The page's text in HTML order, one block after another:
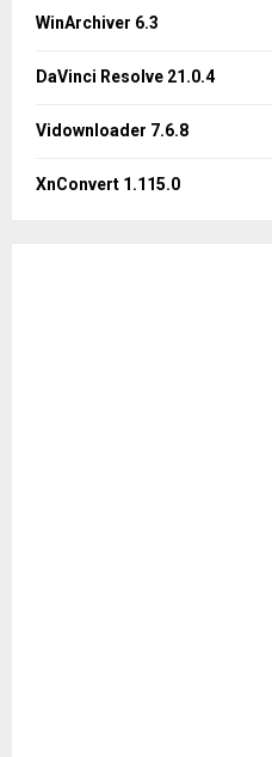
:
WinArchiver 6.3
DaVinci Resolve 21.0.4
Vidownloader 7.6.8
XnConvert 1.115.0